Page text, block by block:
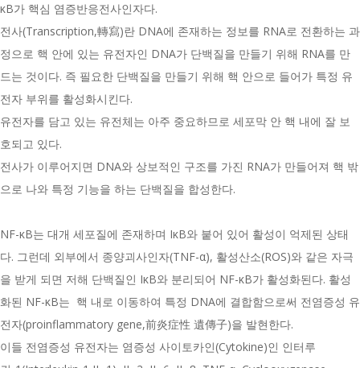
κB가 핵심 염증반응전사인자다.
전사(Transcription,轉寫)란 DNA에 존재하는 정보를 RNA로 전환하는 과
정으로 핵 안에 있는 유전자인 DNA가 단백질을 만들기 위해 RNA를 만
드는 것이다. 즉 필요한 단백질을 만들기 위해 핵 안으로 들어가 특정 유
전자 부위를 활성화시킨다.
유전자를 담고 있는 유전체는 아주 중요하므로 세포막 안 핵 내에 잘 보
호되고 있다.
전사가 이루어지면 DNA와 상보적인 구조를 가진 RNA가 만들어져 핵 밖
으로 나와 특정 기능을 하는 단백질을 합성한다.
NF-κB는 대개 세포질에 존재하며 IκB와 붙어 있어 활성이 억제된 상태
다. 그런데 외부에서 종양괴사인자(TNF-α), 활성산소(ROS)와 같은 자극
을 받게 되면 저해 단백질인 IκB와 분리되어 NF-κB가 활성화된다. 활성
화된 NF-κB는 핵 내로 이동하여 특정 DNA에 결합함으로써 전염증성 유
전자(proinflammatory gene,前炎症性 遺傳子)을 발현한다.
이들 전염증성 유전자는 염증성 사이토카인(Cytokine)인 인터루